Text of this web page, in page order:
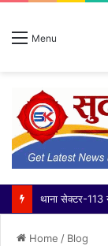
Menu
Home / Blog